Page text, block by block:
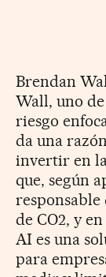
Brendan
Wall, uno
riesgo
da una
invertir en
que, según
responsable
de CO2, y
AI es una
para